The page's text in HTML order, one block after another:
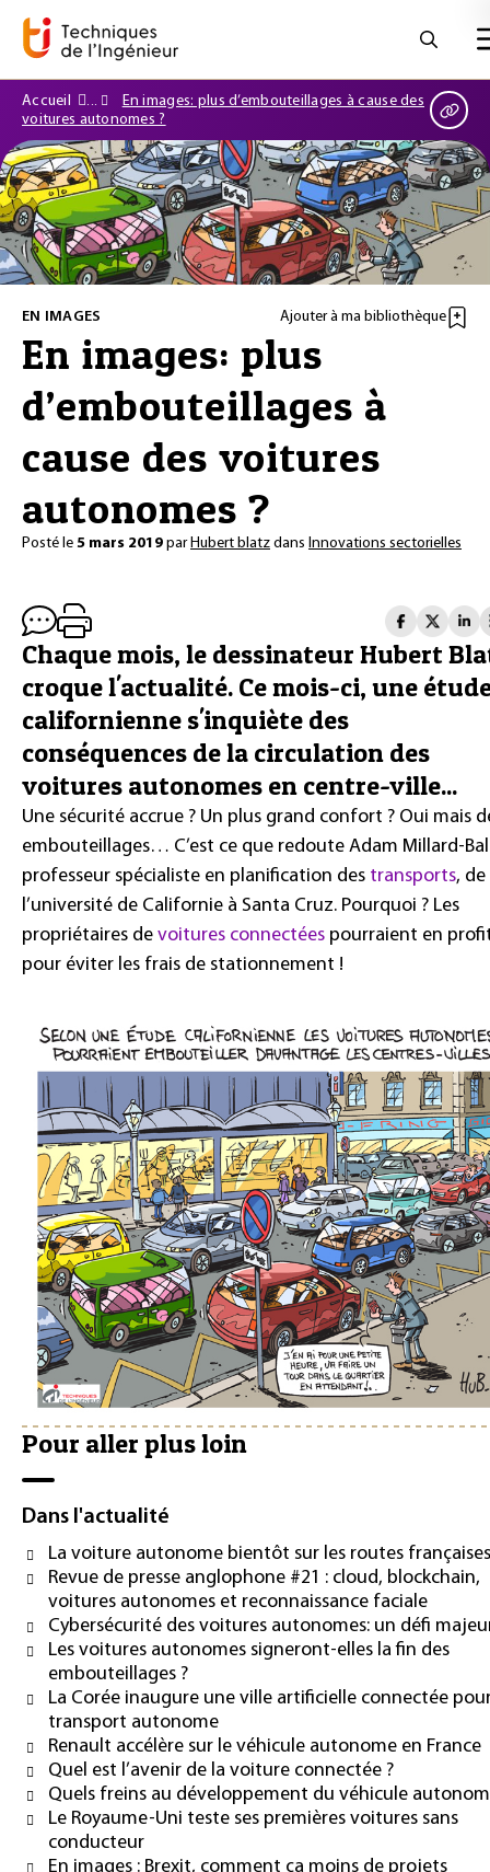
Accueil
En images: plus d’embouteillages à cause des
voitures autonomes ?
EN IMAGES Ajouter à ma bibliothèque
En images: plus
d’embouteillages à
cause des voitures
autonomes ?
Posté le 5 mars 2019 parHubert blatz dans Innovations sectorielles
Chaque mois, le dessinateur Hubert
croque l'actualité. Ce mois-ci, une
californienne s'inquiète des
conséquences de la circulation des
voitures autonomes en centre-ville...
Une sécurité accrue ? Un plus grand confort ? Oui mais
embouteillages… C’est ce que redoute Adam Millard-
professeur spécialiste en planification des transports, de
l’université de Californie à Santa Cruz. Pourquoi ? Les
propriétaires de voitures connectées pourraient en
pour éviter les frais de stationnement !
Pour aller plus loin
Dans l'actualité
La voiture autonome bientôt sur les routes françaises
Revue de presse anglophone #21 : cloud, blockchain,
voitures autonomes et reconnaissance faciale
Cybersécurité des voitures autonomes: un défi
Les voitures autonomes signeront-elles la fin des
embouteillages ?
La Corée inaugure une ville artificielle connectée
transport autonome
Renault accélère sur le véhicule autonome en France
Quel est l’avenir de la voiture connectée ?
Quels freins au développement du véhicule
Le Royaume-Uni teste ses premières voitures sans
conducteur
En images : Brexit, comment ça moins de projets